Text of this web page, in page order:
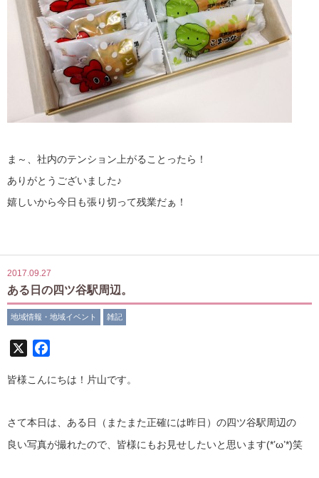
ま～、社内のテンション上がることったら！
ありがとうございました♪
嬉しいから今日も張り切って残業だぁ！
2017.09.27
ある日の四ツ谷駅周辺。
地域情報・地域イベント 雑記
皆様こんにちは！片山です。
さて本日は、ある日（またまた正確には昨日）の四ツ谷駅周辺の
良い写真が撮れたので、皆様にもお見せしたいと思います(*’ω’*)笑